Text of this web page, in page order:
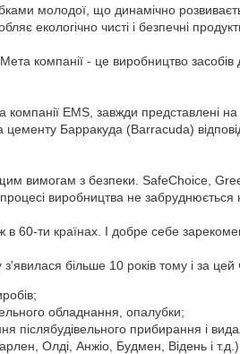
молодої, що динамічно
екологічно чисті і безпечні
компанії - це виробництво
компанії EMS, завжди представлені
Барракуда (Barracuda)
вимогам з безпеки. SafeChoice,
процесі виробництва не
в 60-ти країнах. І добре себе
більше 10 років тому і за цей
обладнання, опалубки;
післябудівельного прибирання і
Олді, Анжіо, Будмен, Відень і